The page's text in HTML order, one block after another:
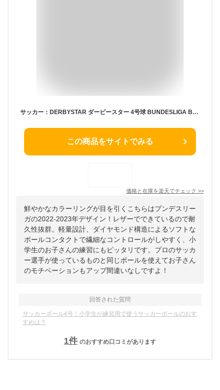
サッカー：DERBYSTAR ダービースター 4号球 BUNDESLIGA BRILLANT REPLICA LIGHT ★★★ Nr.1344400022【ブンデスリーガ 2022-2023 デザイン】ブリリアント レプリカ 4号軽量 サッカーボール 小学生 小学校 少年 少女 スポ少 クラブ【 ナカジマスポーツ 】
この商品をサイトでみる
価格と在庫を楽天でチェック >>
鮮やかなカラーリングが目を引くこちらはブンデスリー
ガの2022-2023年デザイン！レザーでできているので耐
久性抜群。軽量設計、ダイヤモンド構造によるソフトな
ボールコンタクトで繊細なコントロールがしやすく、小
学生のお子さんの練習にもピッタリです。プロのサッカ
ー選手が使っているものと同じボールを使えてお子さん
のモチベーションもアップ間違いなしですよ！
回答された質問
サッカーボール4号｜小学生が練習用で使うサッカーボールのおす
すめは？
1件 のおすすめ口コミがあります